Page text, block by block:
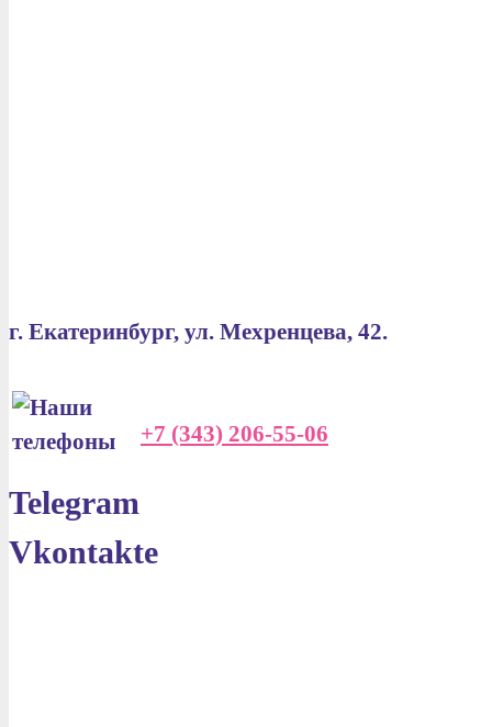
г. Екатеринбург, ул. Мехренцева, 42.
+7 (343) 206-55-06
Telegram
Vkontakte